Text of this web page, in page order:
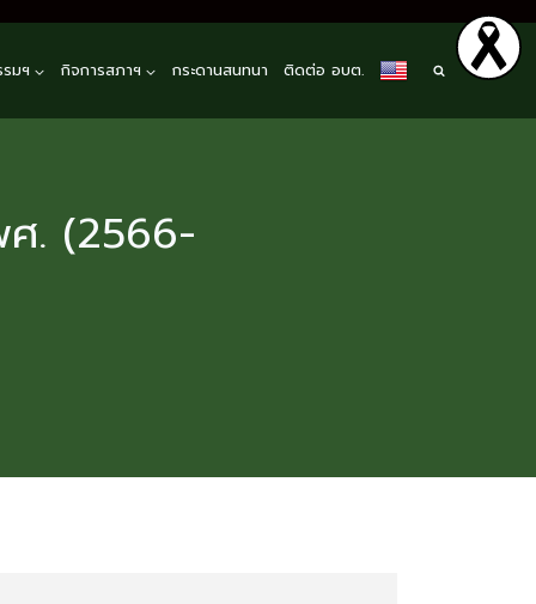
มฯ กิจการสภาฯ กระดานสนทนา ติดต่อ อบต.
. (2566-